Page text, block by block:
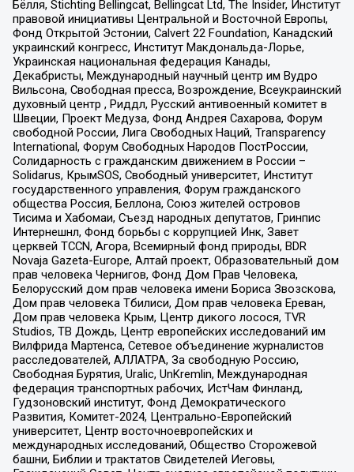
Бёлля, Stichting Bellingcat, Bellingcat Ltd, The Insider, Институт
правовой инициативы Центральной и Восточной Европы,
Фонд Открытой Эстонии, Calvert 22 Foundation, Канадский
украинский конгресс, Институт Макдональда-Лорье,
Украинская национальная федерация Канады,
Декабристы, Международный научный центр им Вудро
Вильсона, Свободная пресса, Возрождение, Всеукраинский
духовный центр , Риддл, Русский антивоенный комитет в
Швеции, Проект Медуза, Фонд Андрея Сахарова, Форум
свободной России, Лига Свободных Наций, Transparеncy
International, Форум Свободных Народов ПостРоссии,
Солидарность с гражданским движением в России –
Solidarus, КрымSOS, Свободный университет, Институт
государственного управления, Форум гражданского
общества Россия, Беллона, Союз жителей островов
Тисима и Хабомаи, Съезд народных депутатов, Гринпис
Интернешнл, Фонд борьбы с коррупцией Инк, Завет
церквей TCCN, Агора, Всемирный фонд природы, BDR
Novaja Gazeta-Europe, Алтай проект, Образовательный дом
прав человека Чернигов, Фонд Дом Прав Человека,
Белорусский дом прав человека имени Бориса Звозскова,
Дом прав человека Тбилиси, Дом прав человека Ереван,
Дом прав человека Крым, Центр дикого лосося, TVR
Studios, ТВ Дождь, Центр европейских исследований им
Вилфрида Мартенса, Сетевое объединение журналистов
расследователей, АЛЛАТРА, За свободную Россию,
Свободная Бурятия, Uralic, UnKremlin, Международная
федерация транспортных рабочих, ИстЧам Финланд,
Гудзоновский институт, Фонд Демократического
Развития, Комитет-2024, Центрально-Европейский
университет, Центр восточноевропейских и
международных исследований, Общество Сторожевой
башни, Библии и трактатов Свидетелей Иеговы,